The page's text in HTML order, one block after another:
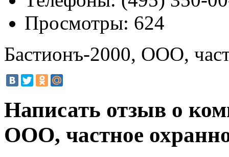
Просмотры: 624
Бастионъ-2000, ООО,
Написать отзыв о
ООО, частное